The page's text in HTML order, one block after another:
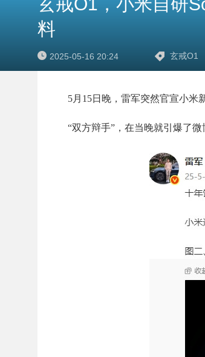
料
2025-05-16 20:24 玄戒O1
5月15日晚，雷军突然官宣小米
“双方辩手”，在当晚就引爆了